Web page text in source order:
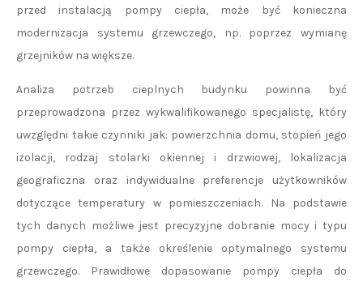
przed instalacją pompy ciepła, może być konieczna
modernizacja systemu grzewczego, np. poprzez wymianę
grzejników na większe.
Analiza potrzeb cieplnych budynku powinna być
przeprowadzona przez wykwalifikowanego specjalistę, który
uwzględni takie czynniki jak: powierzchnia domu, stopień jego
izolacji, rodzaj stolarki okiennej i drzwiowej, lokalizacja
geograficzna oraz indywidualne preferencje użytkowników
dotyczące temperatury w pomieszczeniach. Na podstawie
tych danych możliwe jest precyzyjne dobranie mocy i typu
pompy ciepła, a także określenie optymalnego systemu
grzewczego. Prawidłowe dopasowanie pompy ciepła do